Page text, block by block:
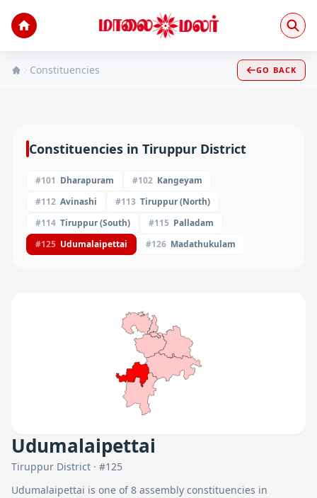
Constituencies GO BACK
Constituencies in Tiruppur District
#101 Dharapuram #102 Kangeyam
#112 Avinashi #113 Tiruppur (North)
#114 Tiruppur (South) #115 Palladam
#125 Udumalaipettai #126 Madathukulam
Udumalaipettai
Tiruppur District · #125
Udumalaipettai is one of8 assembly constituencies in